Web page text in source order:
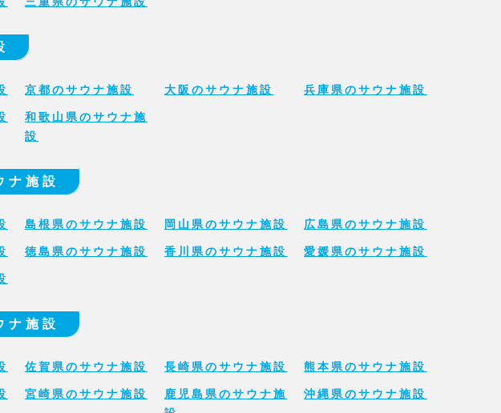
三重県のサウナ施設
京都のサウナ施設 大阪のサウナ施設 兵庫県のサウナ施設
和歌山県のサウナ施
設
ナ施設
島根県のサウナ施設 岡山県のサウナ施設 広島県のサウナ施設
徳島県のサウナ施設 香川県のサウナ施設 愛媛県のサウナ施設
ナ施設
佐賀県のサウナ施設 長崎県のサウナ施設 熊本県のサウナ施設
宮崎県のサウナ施設
鹿児島県のサウナ施
沖縄県のサウナ施設